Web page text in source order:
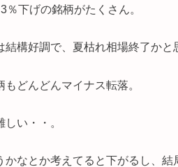
％下げの銘柄がたくさん。
結構好調で、夏枯れ相場終了かと
どんどんマイナス転落。
い・・。
かなとか考えてると下がるし、結